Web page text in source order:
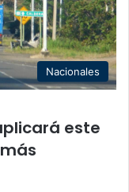
Nacionales
este